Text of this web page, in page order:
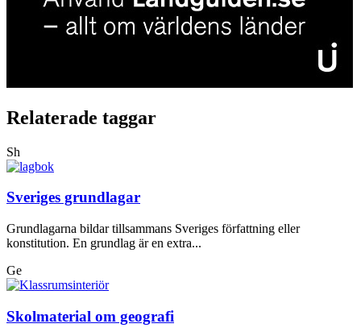
Relaterade taggar
Sh
Sveriges grundlagar
Grundlagarna bildar tillsammans Sveriges författning eller
konstitution. En grundlag är en extra...
Ge
Skolmaterial om geografi